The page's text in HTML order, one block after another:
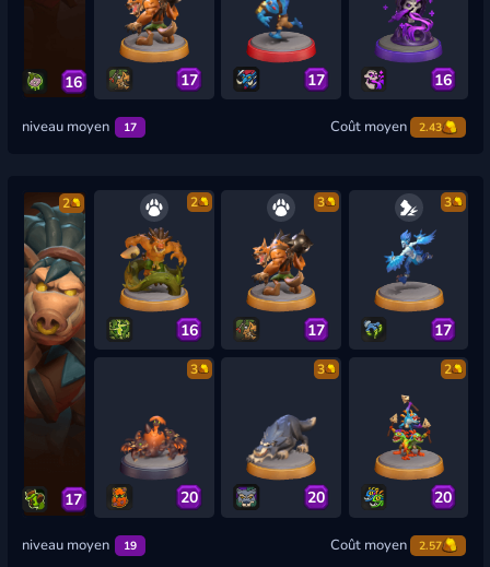
16 17 17 16
niveau moyen 17 Coût moyen 2.43
2
17
2
16
3
17
3
17
3
20
3
20
2
20
niveau moyen 19 Coût moyen 2.57